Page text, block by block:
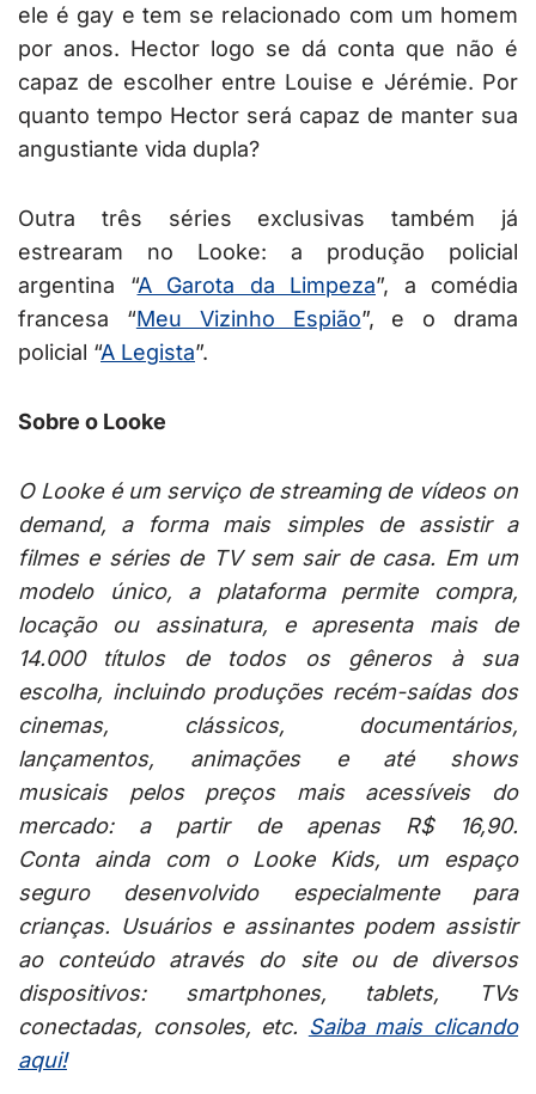
ele é gay e tem se relacionado com um homem
por anos. Hector logo se dá conta que não é
capaz de escolher entre Louise e Jérémie. Por
quanto tempo Hector será capaz de manter sua
angustiante vida dupla?
Outra três séries exclusivas também já
estrearam no Looke: a produção policial
argentina “A Garota da Limpeza”, a comédia
francesa “Meu Vizinho Espião”, e o drama
policial “A Legista”.
Sobre o Looke
O Looke é um serviço de streaming de vídeos on
demand, a forma mais simples de assistir a
filmes e séries de TV sem sair de casa. Em um
modelo único, a plataforma permite compra,
locação ou assinatura, e apresenta mais de
14.000 títulos de todos os gêneros à sua
escolha, incluindo produções recém-saídas dos
cinemas, clássicos, documentários,
lançamentos, animações e até shows
musicais pelos preços mais acessíveis do
mercado: a partir de apenas R$ 16,90.
Conta ainda com o Looke Kids, um espaço
seguro desenvolvido especialmente para
crianças. Usuários e assinantes podem assistir
ao conteúdo através do site ou de diversos
dispositivos: smartphones, tablets, TVs
conectadas, consoles, etc. Saiba mais clicando
aqui!